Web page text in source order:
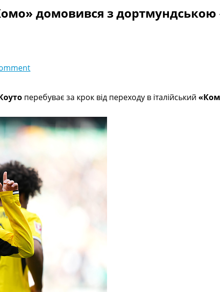
домовився з
перебуває за крок від переходу в італійський